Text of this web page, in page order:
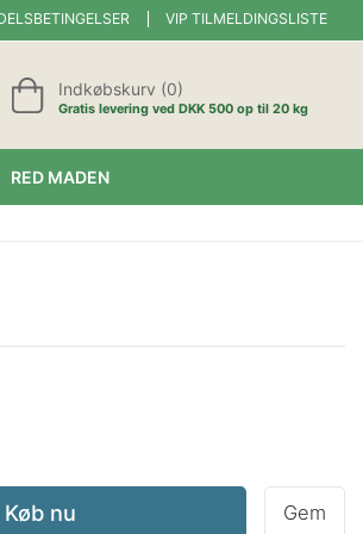
VIP TILMELDINGSLISTE
Indkøbskurv (0)
Gratis levering ved DKK 500 op til 20 kg
RED MADEN
Køb nu Gem